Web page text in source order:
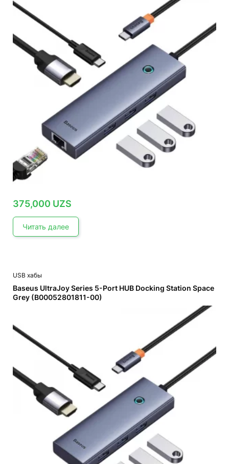
375,000 UZS
Читать далее
USB хабы
Baseus UltraJoy Series 5-Port HUB Docking Station Space
Grey (B00052801811-00)